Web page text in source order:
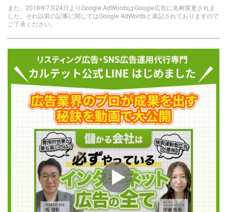
また、2018年7月24日よりGoogle AdWordsはGoogle広告に名称変更されま
した。それ以前の記事に関してはGoogle AdWordsと表記されておりますので
ご了承ください。